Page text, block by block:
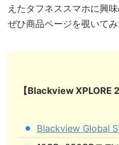
えたタフネススマホに興
ぜひ商品ページを覗いて
【Blackview XPLORE
Blackview Global